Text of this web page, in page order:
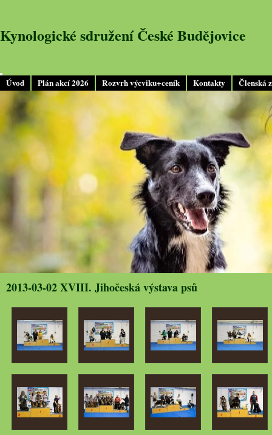
Úvod Plán akcí 2026 Rozvrh výcviku+ceník Kontakty Členská
Kynologické sdružení České Budějovice
2013-03-02 XVIII. Jihočeská výstava psů